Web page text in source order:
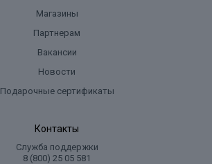
Магазины
Партнерам
Вакансии
Новости
Подарочные сертификаты
Контакты
Служба поддержки
8 (800) 25 05 581